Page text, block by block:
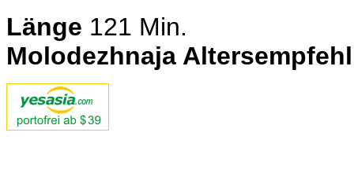
Länge 121 Min.
Molodezhnaja